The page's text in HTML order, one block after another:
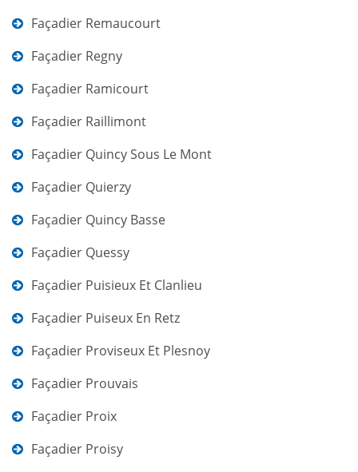
Façadier Remaucourt
Façadier Regny
Façadier Ramicourt
Façadier Raillimont
Façadier Quincy Sous Le Mont
Façadier Quierzy
Façadier Quincy Basse
Façadier Quessy
Façadier Puisieux Et Clanlieu
Façadier Puiseux En Retz
Façadier Proviseux Et Plesnoy
Façadier Prouvais
Façadier Proix
Façadier Proisy